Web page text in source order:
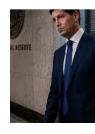
Kevin Warsh